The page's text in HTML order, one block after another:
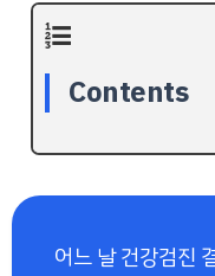
Contents
어느 날 건강검진